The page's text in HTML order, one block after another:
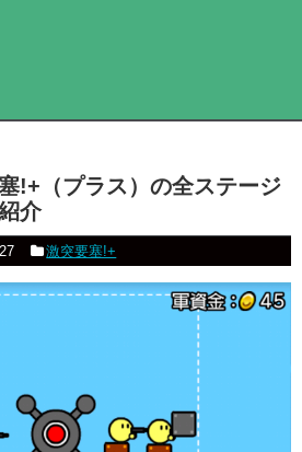
!+（プラス）の全ステージ
介
激突要塞!+